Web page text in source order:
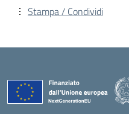
Stampa / Condividi